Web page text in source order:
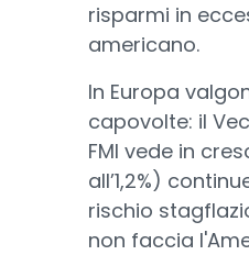
risparmi in
americano.
In Europa
capovolte: il
FMI vede in
all’1,2%)
rischio
non faccia